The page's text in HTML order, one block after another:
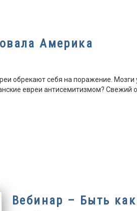
Америка
обрекают себя на поражение. Мозги
евреи антисемитизмом? Свежий
Вебинар – Быть